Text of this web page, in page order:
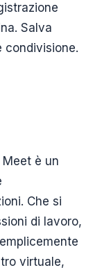
Salva
condivisione.
è un
Che si
di lavoro,
virtuale,